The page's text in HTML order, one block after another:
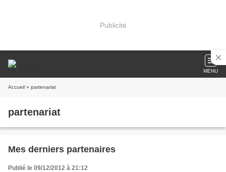
Publicité
MENU
Accueil » partenariat
partenariat
Mes derniers partenaires
Publié le 09/12/2012 à 21:12